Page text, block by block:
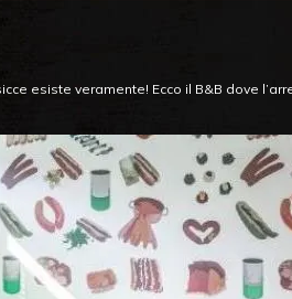
esiste veramente! Ecco il B&B dove